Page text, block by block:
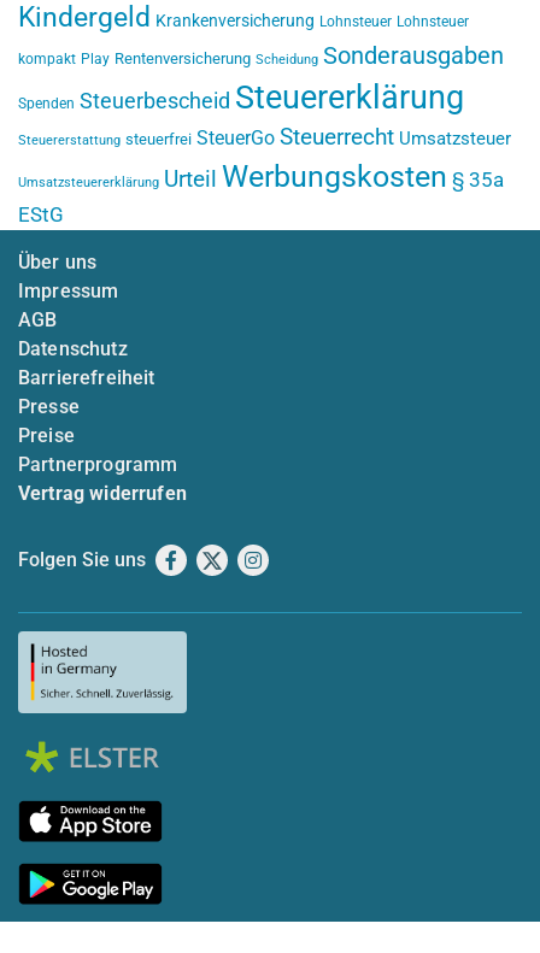
Kindergeld Krankenversicherung Lohnsteuer Lohnsteuer
kompakt Play Rentenversicherung Scheidung Sonderausgaben
Spenden Steuerbescheid Steuererklärung
Steuererstattung steuerfrei SteuerGo Steuerrecht Umsatzsteuer
Umsatzsteuererklärung Urteil Werbungskosten § 35a
EStG
Über uns
Impressum
AGB
Datenschutz
Barrierefreiheit
Presse
Preise
Partnerprogramm
Vertrag widerrufen
Folgen Sie uns Facebook
X Instagram